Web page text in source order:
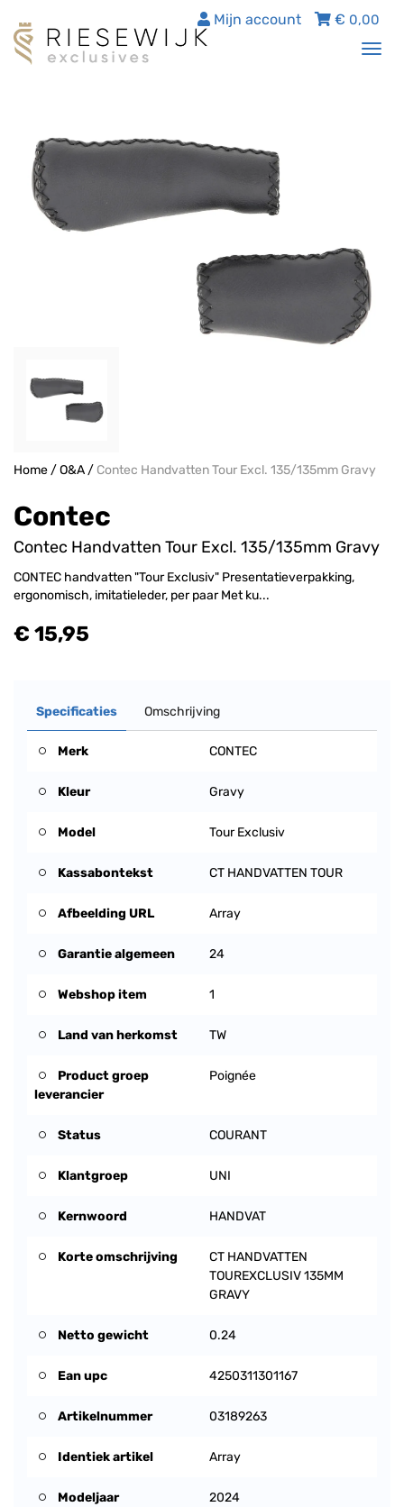
€ 0,00
Mijn account
Home/O&A/ Contec Handvatten Tour Excl. 135/135mm Gravy
Contec
Contec Handvatten Tour Excl. 135/135mm Gravy
CONTEC handvatten "Tour Exclusiv" Presentatieverpakking,
ergonomisch, imitatieleder, per paar Met ku...
€ 15,95
Specificaties Omschrijving
Merk CONTEC
Kleur Gravy
Model Tour Exclusiv
Kassabontekst CT HANDVATTEN TOUR
Afbeelding URL Array
Garantie algemeen 24
Webshop item 1
Land van herkomst TW
Product groep
leverancier
Poignée
Status COURANT
Klantgroep UNI
Kernwoord HANDVAT
Korte omschrijving
CT HANDVATTEN
TOUREXCLUSIV 135MM
GRAVY
Netto gewicht 0.24
Ean upc 4250311301167
Artikelnummer 03189263
Identiek artikel Array
Modeljaar 2024